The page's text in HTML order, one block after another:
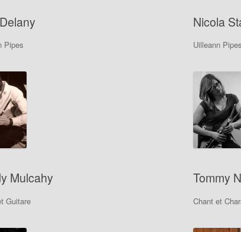
Pipes
Nicola
Uilleann Pipes
Mulcahy
Guitare
Tommy
Chant et